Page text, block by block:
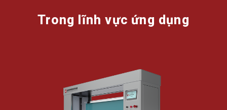
Trong lĩnh vực ứng dụng